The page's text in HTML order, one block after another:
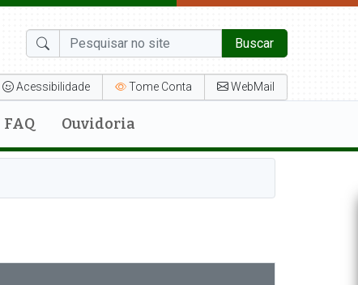
Buscar
Acessibilidade Tome Conta WebMail
FAQ Ouvidoria